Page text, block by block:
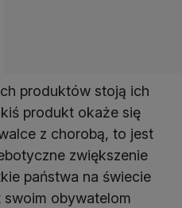
produktów stoją ich
produkt okaże się
z chorobą, to jest
zwiększenie
państwa na świecie
swoim obywatelom